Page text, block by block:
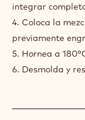
integrar
4. Coloca la
previamente
5. Hornea a
6. Desmolda y